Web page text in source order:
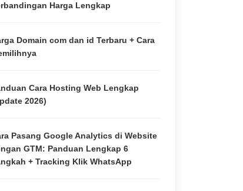
Harga Lengkap
Domain com dan id Terbaru + Cara
Cara Hosting Web Lengkap
2026)
Pasang Google Analytics di Website
GTM: Panduan Lengkap 6
+ Tracking Klik WhatsApp